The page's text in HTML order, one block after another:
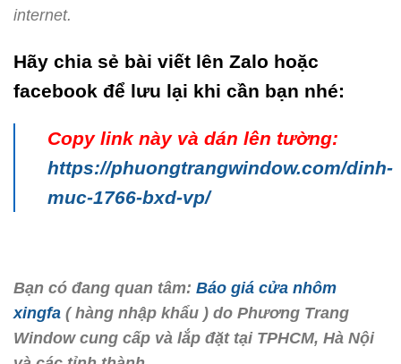
internet.
Hãy chia sẻ bài viết lên Zalo hoặc
facebook để lưu lại khi cần bạn nhé:
Copy link này và dán lên tường:
https://phuongtrangwindow.com/dinh-
muc-1766-bxd-vp/
Bạn có đang quan tâm: Báo giá cửa nhôm
xingfa ( hàng nhập khẩu ) do Phương Trang
Window cung cấp và lắp đặt tại TPHCM, Hà Nội